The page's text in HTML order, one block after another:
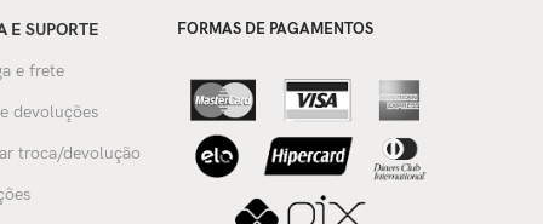
E SUPORTE
e frete
devoluções
troca/devolução
FORMAS DE PAGAMENTOS